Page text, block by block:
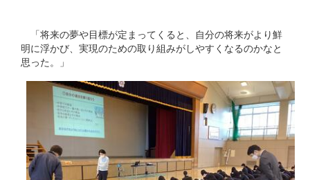
「将来の夢や目標が定まってくると、自分の将来がより鮮
明に浮かび、実現のための取り組みがしやすくなるのかなと
思った。」